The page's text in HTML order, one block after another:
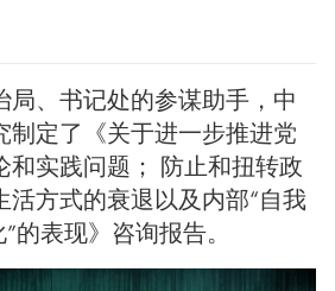
局、书记处的参谋助手，中
制定了《关于进一步推进党
和实践问题； 防止和扭转政
活方式的衰退以及内部“自我
的表现》咨询报告。